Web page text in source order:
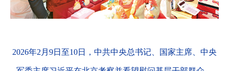
2026年2月9日至10日，中共中央总书记、国家主席、中央